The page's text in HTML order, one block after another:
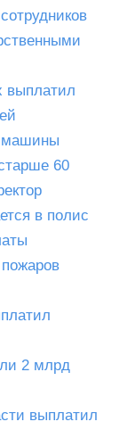
выплатил
машины
60
в полис
2 млрд
выплатил